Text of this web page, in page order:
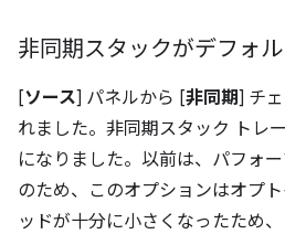
非同期スタックがデフォ
[ソース] パネルから [非同期] チ
れました。非同期スタック トレ
になりました。以前は、パフォ
のため、このオプションはオプ
ッドが十分に小さくなったため